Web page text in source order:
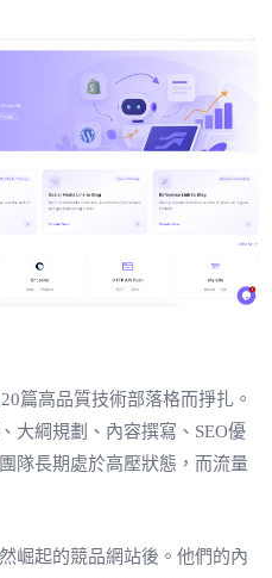
篇高品質技術部落格而掙扎。
大綱規劃、內容撰寫、SEO優
隊長期處於高壓狀態，而流量
崛起的競品網站後。他們的內